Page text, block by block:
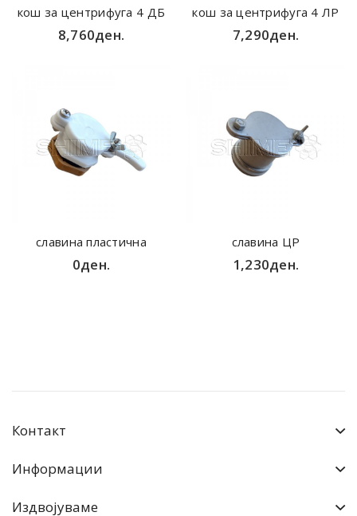
кош за центрифуга 4 ДБ
8,760ден.
кош за центрифуга 4 ЛР
7,290ден.
славина пластична
0ден.
славина ЦР
1,230ден.
Контакт
Информации
Издвојуваме